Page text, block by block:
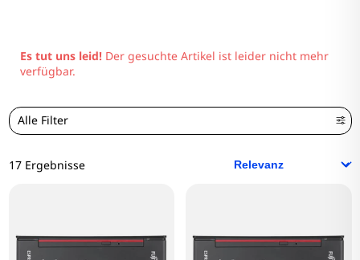
Es tut uns leid!Der gesuchte Artikel ist leider nicht mehr
verfügbar.
Alle Filter
17 Ergebnisse